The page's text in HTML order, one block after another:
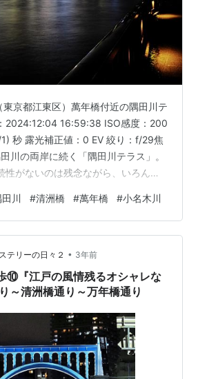
京都江東区）萬年橋付近の隅田川テ
2024:12:04 16:59:38 ISO感度：200
秒 露光補正値：0 EV 絞り：f/29焦
川の両岸に続く「隅田川テラス」。
性がないのは残念ながら、いろんな
る小名木川の河口に架かる萬年橋の
ラスから臨む、清洲橋。 ここからの
える角度と言われ、ドイツ・ケルン
り橋を彷彿させることから、「ケ
われている。…
川 #清洲橋 #萬年橋 #小名木川
テリーの日々２ • 3年前
⑩『江戸の風情残るオシャレな
～清洲橋通り～万年橋通り